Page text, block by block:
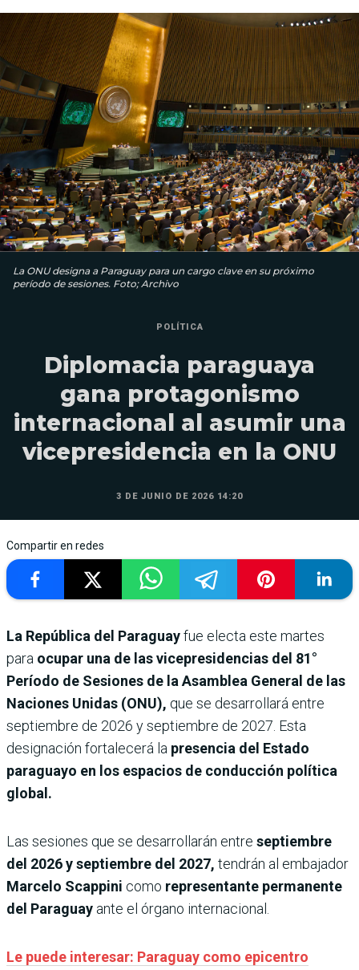
La ONU designa a Paraguay para un cargo clave en su próximo
período de sesiones. Foto; Archivo
POLÍTICA
Diplomacia paraguaya
gana protagonismo
internacional al asumir una
vicepresidencia en la ONU
3 DE JUNIO DE 2026 14:20
Compartir en redes
La República del Paraguayfue electa este martes
para ocupar una de las vicepresidencias del 81°
Período de Sesiones de la Asamblea General de las
Naciones Unidas (ONU), que se desarrollará entre
septiembre de 2026 y septiembre de 2027. Esta
designación fortalecerá la presencia del Estado
paraguayo en los espacios de conducción política
global.
Las sesiones que se desarrollarán entre septiembre
del 2026 y septiembre del 2027, tendrán al embajador
Marcelo Scappini como representante permanente
del Paraguay ante el órgano internacional.
Le puede interesar: Paraguay como epicentro